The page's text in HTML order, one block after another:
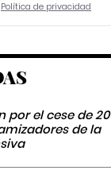
Política de privacidad
por el cese de 20
de la